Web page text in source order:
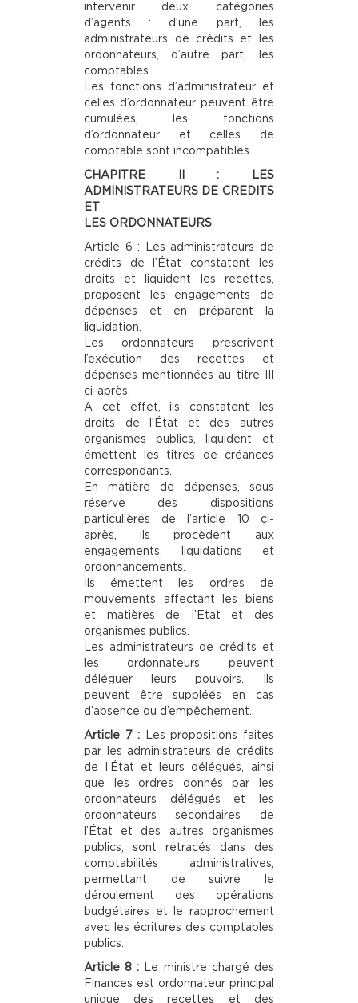
intervenir deux catégories
d’agents : d’une part, les
administrateurs de crédits et les
ordonnateurs, d’autre part, les
comptables.
Les fonctions d’administrateur et
celles d’ordonnateur peuvent être
cumulées, les fonctions
d’ordonnateur et celles de
comptable sont incompatibles.
CHAPITRE II : LES
ADMINISTRATEURS DE CREDITS
ET
LES ORDONNATEURS
Article 6 : Les administrateurs de
crédits de l’État constatent les
droits et liquident les recettes,
proposent les engagements de
dépenses et en préparent la
liquidation.
Les ordonnateurs prescrivent
l’exécution des recettes et
dépenses mentionnées au titre III
ci-après.
A cet effet, ils constatent les
droits de l’État et des autres
organismes publics, liquident et
émettent les titres de créances
correspondants.
En matière de dépenses, sous
réserve des dispositions
particulières de l’article 10 ci-
après, ils procèdent aux
engagements, liquidations et
ordonnancements.
Ils émettent les ordres de
mouvements affectant les biens
et matières de I’Etat et des
organismes publics.
Les administrateurs de crédits et
les ordonnateurs peuvent
déléguer leurs pouvoirs. Ils
peuvent être suppléés en cas
d’absence ou d’empêchement.
Article 7 : Les propositions faites
par les administrateurs de crédits
de l’État et leurs délégués, ainsi
que les ordres donnés par les
ordonnateurs délégués et les
ordonnateurs secondaires de
l’État et des autres organismes
publics, sont retracés dans des
comptabilités administratives,
permettant de suivre le
déroulement des opérations
budgétaires et le rapprochement
avec les écritures des comptables
publics.
Article 8 : Le ministre chargé des
Finances est ordonnateur principal
unique des recettes et des